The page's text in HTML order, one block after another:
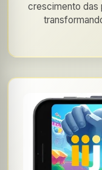
crescimento das